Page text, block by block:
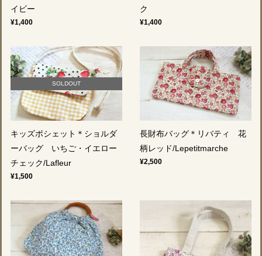
イビー
¥1,400
ク
¥1,400
SOLDOUT
キッズポシェット＊ショルダ
ーバッグ いちご・イエロー
チェック/Lafleur
¥1,500
長財布バッグ＊リバティ 花
柄レッド/Lepetitmarche
¥2,500